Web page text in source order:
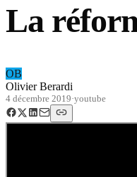
La
OB
Olivier Berardi
4 décembre 2019·youtube